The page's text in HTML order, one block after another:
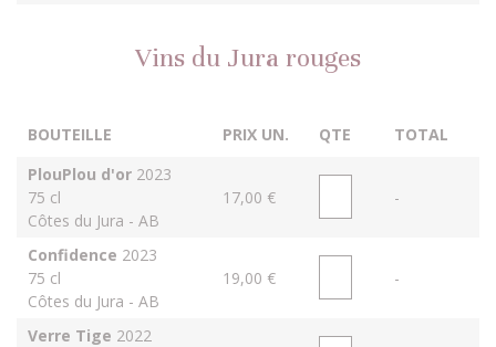
Vins du Jura rouges
BOUTEILLE PRIX UN. QTE
TOTAL
PlouPlou d'or 2023
75 cl
Côtes du Jura - AB
17,00 € -
Confidence 2023
75 cl
Côtes du Jura - AB
19,00 € -
Verre Tige 2022